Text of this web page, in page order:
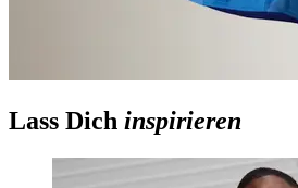
Lass Dich inspirieren